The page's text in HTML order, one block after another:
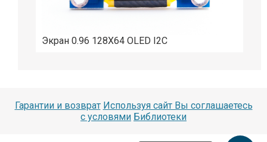
Экран 0.96 128X64 OLED I2C
Гарантии и возврат Используя сайт Вы соглашаетесь
с условями Библиотеки